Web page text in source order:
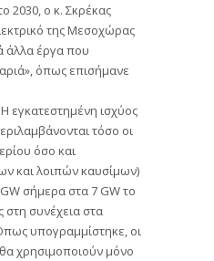
2030, ο κ. Σκρέκας
της Μεσοχώρας
άλλα έργα που
όπως επισήμανε
Η εγκατεστημένη ισχύος
τόσο οι
όσο και
και λοιπών καυσίμων)
σήμερα στα 7 GW το
συνέχεια στα
υπογραμμίστηκε, οι
χρησιμοποιούν μόνο